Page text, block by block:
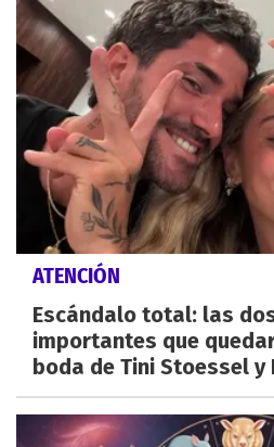
ATENCIÓN
Escándalo total: las
importantes que
boda de Tini Stoessel y